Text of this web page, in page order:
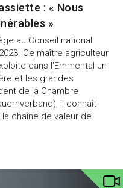
: « Nous
»
au Conseil national
Ce maître agriculteur
dans l'Emmental un
et les grandes
de la Chambre
il connaît
chaîne de valeur de